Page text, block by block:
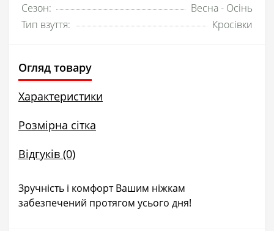
Сезон:
Весна - Осінь
Тип взуття:
Кросівки
Огляд товару
Характеристики
Розмірна сітка
Відгуків (0)
Зручність і комфорт Вашим ніжкам
забезпечений протягом усього дня!